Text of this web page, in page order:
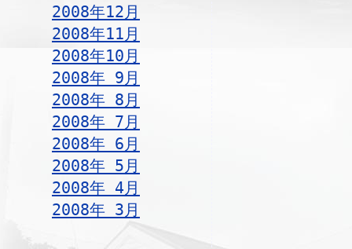
2008年12月
2008年11月
2008年10月
2008年 9月
2008年 8月
2008年 7月
2008年 6月
2008年 5月
2008年 4月
2008年 3月